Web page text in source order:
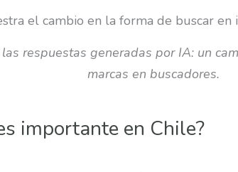
respuestas generadas por IA: un
marcas en buscadores.
importante en Chile?